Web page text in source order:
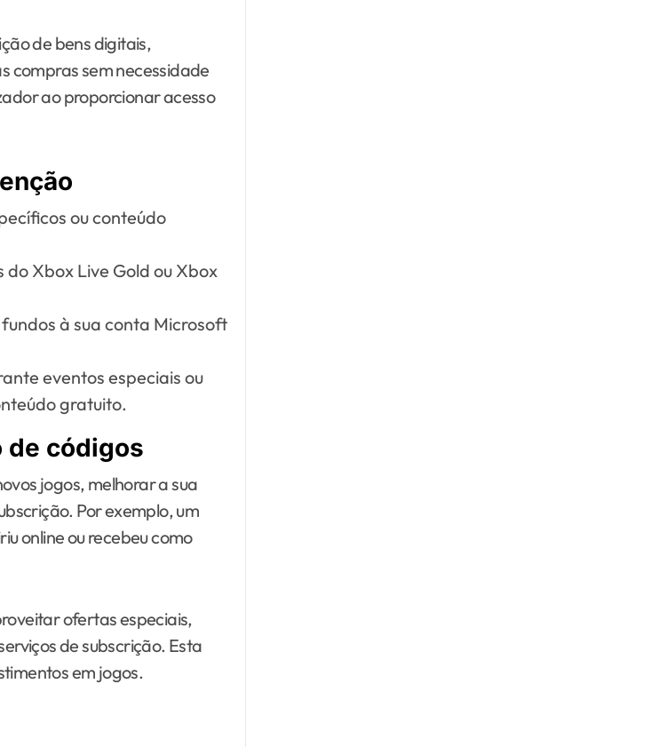
de bens digitais,
compras sem necessidade
ao proporcionar acesso
ou conteúdo
Xbox Live Gold ou Xbox
à sua conta Microsoft
eventos especiais ou
gratuito.
de códigos
jogos, melhorar a sua
Por exemplo, um
online ou recebeu como
ofertas especiais,
de subscrição. Esta
em jogos.